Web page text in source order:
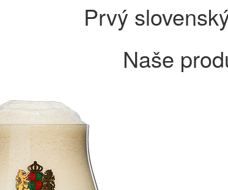
Prvý
Naše